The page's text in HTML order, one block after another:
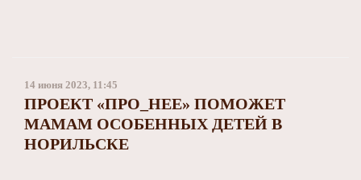
14 июня 2023, 11:45
ПРОЕКТ «ПРО_НЕЕ» ПОМОЖЕТ
МАМАМ ОСОБЕННЫХ ДЕТЕЙ В
НОРИЛЬСКЕ